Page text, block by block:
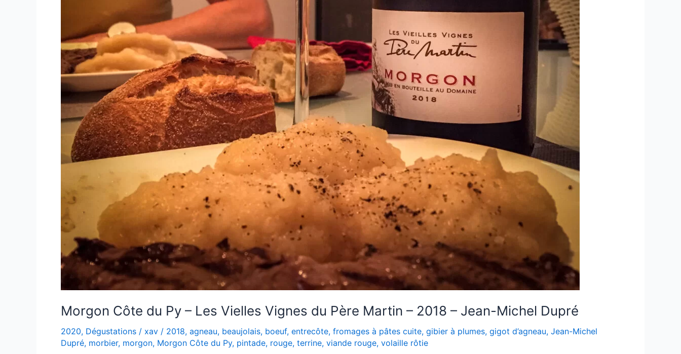
Morgon Côte du Py – Les Vielles Vignes du Père Martin – 2018 – Jean-Michel Dupré
2020, Dégustations / xav / 2018, agneau, beaujolais, boeuf, entrecôte, fromages à pâtes cuite, gibier à plumes, gigot d’agneau, Jean-Michel
Dupré, morbier, morgon, Morgon Côte du Py, pintade, rouge, terrine, viande rouge, volaille rôtie